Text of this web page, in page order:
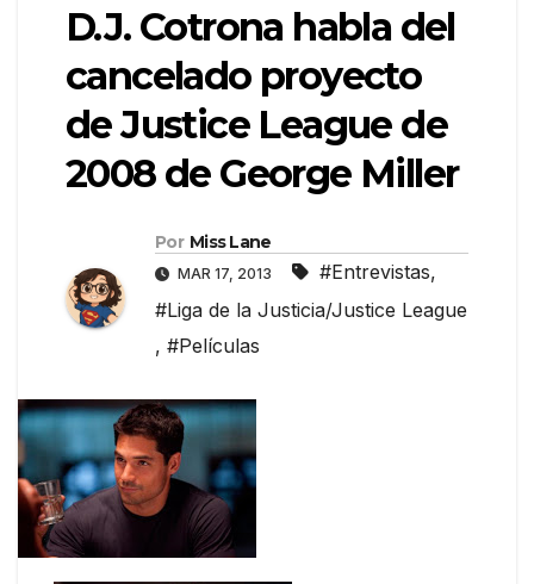
D.J. Cotrona habla del
cancelado proyecto
de Justice League de
2008 de George Miller
Por Miss Lane
MAR 17, 2013 #Entrevistas,
#Liga de la Justicia/Justice League
, #Películas